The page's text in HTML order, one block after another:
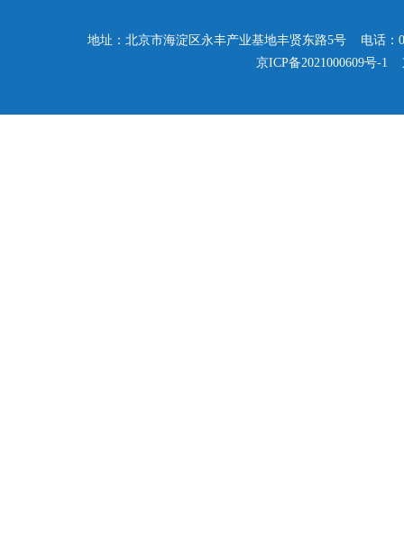
地址：北京市海淀区永丰产业基地丰贤东路5号 电话：
京ICP备2021000609号-1